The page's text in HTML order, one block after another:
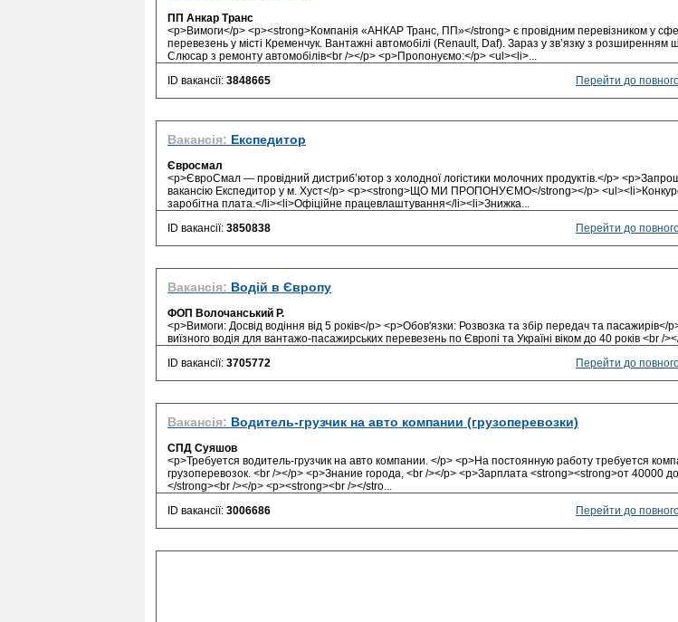
ПП Анкар Транс
<p>Вимоги</p> <p><strong>Компанія «АНКАР Транс, ПП»</strong> є провідним перевізником у
перевезень у місті Кременчук. Вантажні автомобілі (Renault, Daf). Зараз у зв’язку з розширенням
Слюсар з ремонту автомобілів<br /></p> <p>Пропонуємо:</p> <ul><li>...
ID вакансії: 3848665 Перейти до
Вакансія: Експедитор
Євросмал
<p>ЄвроСмал — провідний дистриб’ютор з холодної логістики молочних продуктів.</p>
вакансію Експедитор у м. Хуст</p> <p><strong>ЩО МИ ПРОПОНУЄМО</strong></p>
заробітна плата.</li><li>Офіційне працевлаштування</li><li>Знижка...
ID вакансії: 3850838 Перейти до
Вакансія: Водій в Європу
ФОП Волочанський Р.
<p>Вимоги: Досвід водіння від 5 років</p> <p>Обов'язки: Розвозка та збір передач та
виїзного водія для вантажо-пасажирських перевезень по Європі та Україні віком до 40 років <br /
ID вакансії: 3705772 Перейти до
Вакансія: Водитель-грузчик на авто компании (грузоперевозки)
СПД Суяшов
<p>Требуется водитель-грузчик на авто компании. </p> <p>На постоянную работу требуется
грузоперевозок. <br /></p> <p>Знание города, <br /></p> <p>Зарплата <strong><strong>от 40000
</strong><br /></p> <p><strong><br /></stro...
ID вакансії: 3006686 Перейти до